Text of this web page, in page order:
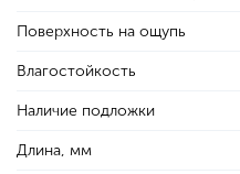
Поверхность на ощупь
Влагостойкость
Наличие подложки
Длина, мм